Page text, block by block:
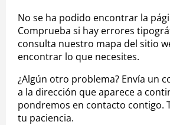
No se ha podido encontrar la
Comprueba si hay errores
consulta nuestro mapa del sitio
encontrar lo que necesites.
¿Algún otro problema? Envía un
a la dirección que aparece a
pondremos en contacto contigo.
tu paciencia.